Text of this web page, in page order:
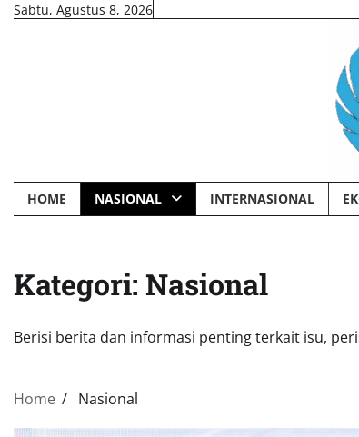
SkipSabtu, Agustus 8, 2026
HOME NASIONAL INTERNASIONAL
Kategori: Nasional
Berisi berita dan informasi penting terkait isu,
Home Nasional